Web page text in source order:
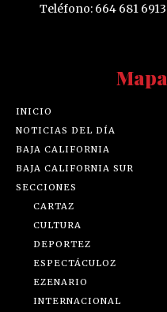
Teléfono: 664 681 6913
INICIO
NOTICIAS DEL DÍA
BAJA CALIFORNIA
BAJA CALIFORNIA SUR
SECCIONES
CARTAZ
CULTURA
DEPORTEZ
ESPECTÁCULOZ
EZENARIO
INTERNACIONAL